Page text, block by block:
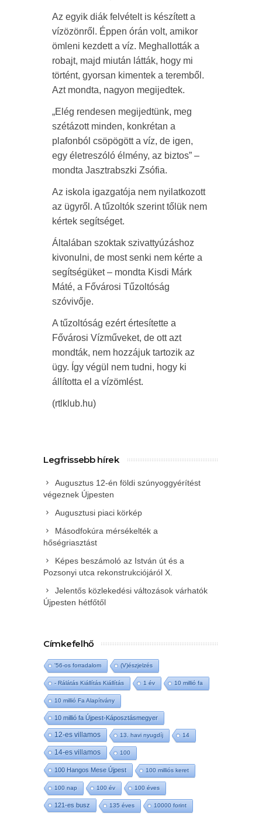
Az egyik diák felvételt is készített a
vízözönről. Éppen órán volt, amikor
ömleni kezdett a víz. Meghallották a
robajt, majd miután látták, hogy mi
történt, gyorsan kimentek a teremből.
Azt mondta, nagyon megijedtek.
„Elég rendesen megijedtünk, meg
szétázott minden, konkrétan a
plafonból csöpögött a víz, de igen,
egy életreszóló élmény, az biztos” –
mondta Jasztrabszki Zsófia.
Az iskola igazgatója nem nyilatkozott
az ügyről. A tűzoltók szerint tőlük nem
kértek segítséget.
Általában szoktak szivattyúzáshoz
kivonulni, de most senki nem kérte a
segítségüket – mondta Kisdi Márk
Máté, a Fővárosi Tűzoltóság
szóvivője.
A tűzoltóság ezért értesítette a
Fővárosi Vízműveket, de ott azt
mondták, nem hozzájuk tartozik az
ügy. Így végül nem tudni, hogy ki
állította el a vízömlést.
(rtlklub.hu)
Legfrissebb hírek
Augusztus 12-én földi szúnyoggyérítést
végeznek Újpesten
Augusztusi piaci körkép
Másodfokúra mérsékelték a
hőségriasztást
Képes beszámoló az István út és a
Pozsonyi utca rekonstrukciójáról X.
Jelentős közlekedési változások várhatók
Újpesten hétfőtől
Címkefelhő
'56-os forradalom (V)észjelzés
- Rálátás Kiállítás Kiállítás 1 év 10 millió fa
10 millió Fa Alapítvány
10 millió fa Újpest-Káposztásmegyer
12-es villamos 13. havi nyugdíj 14
14-es villamos 100
100 Hangos Mese Újpest 100 milliós keret
100 nap 100 év 100 éves
121-es busz 135 éves 10000 forint